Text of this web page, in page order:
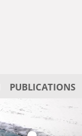
PUBLICATIONS